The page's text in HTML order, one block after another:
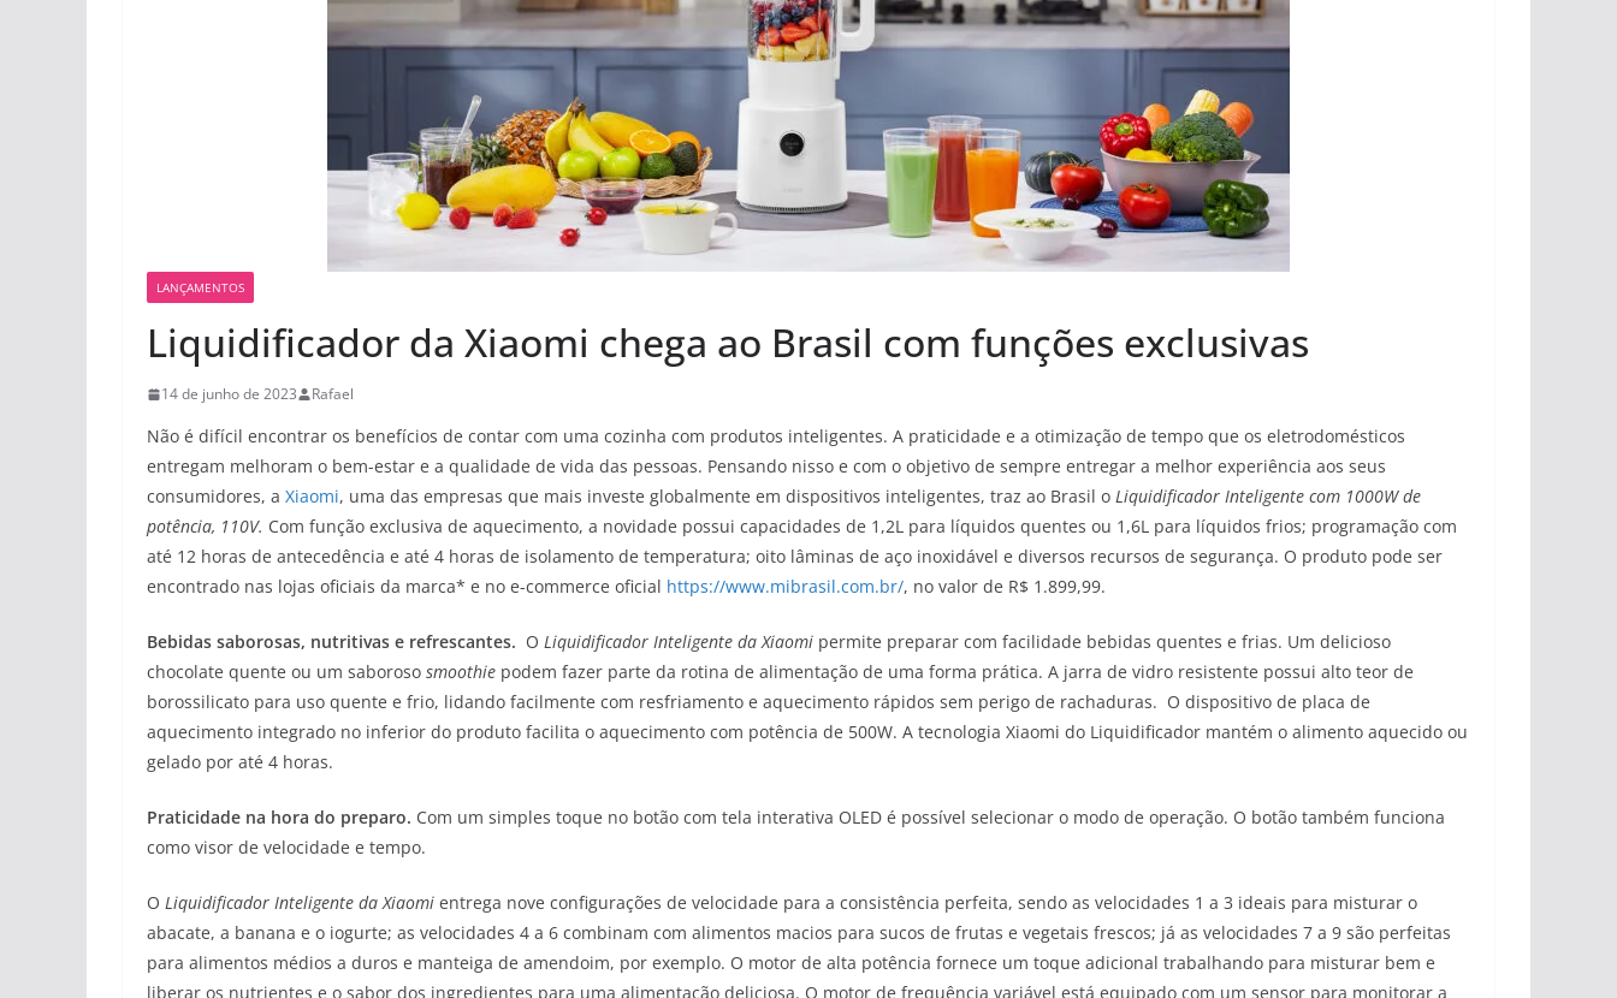
LANÇAMENTOS
Liquidificador da Xiaomi chega ao Brasil com funções exclusivas
14 de junho de 2023 Rafael
Não é difícil encontrar os benefícios de contar com uma cozinha com produtos inteligentes. A praticidade e a otimização de tempo que os eletrodomésticos
entregam melhoram o bem-estar e a qualidade de vida das pessoas. Pensando nisso e com o objetivo de sempre entregar a melhor experiência aos seus
consumidores, a Xiaomi, uma das empresas que mais investe globalmente em dispositivos inteligentes, traz ao Brasil o Liquidificador Inteligente com 1000W de
potência, 110V. Com função exclusiva de aquecimento, a novidade possui capacidades de 1,2L para líquidos quentes ou 1,6L para líquidos frios; programação com
até 12 horas de antecedência e até 4 horas de isolamento de temperatura; oito lâminas de aço inoxidável e diversos recursos de segurança. O produto pode ser
encontrado nas lojas oficiais da marca* e no e-commerce oficial https://www.mibrasil.com.br/, no valor de R$ 1.899,99.
Bebidas saborosas, nutritivas e refrescantes. O Liquidificador Inteligente da Xiaomi permite preparar com facilidade bebidas quentes e frias. Um delicioso
chocolate quente ou um saboroso smoothie podem fazer parte da rotina de alimentação de uma forma prática. A jarra de vidro resistente possui alto teor de
borossilicato para uso quente e frio, lidando facilmente com resfriamento e aquecimento rápidos sem perigo de rachaduras. O dispositivo de placa de
aquecimento integrado no inferior do produto facilita o aquecimento com potência de 500W. A tecnologia Xiaomi do Liquidificador mantém o alimento aquecido ou
gelado por até 4 horas.
Praticidade na hora do preparo. Com um simples toque no botão com tela interativa OLED é possível selecionar o modo de operação. O botão também funciona
como visor de velocidade e tempo.
O Liquidificador Inteligente da Xiaomi entrega nove configurações de velocidade para a consistência perfeita, sendo as velocidades 1 a 3 ideais para misturar o
abacate, a banana e o iogurte; as velocidades 4 a 6 combinam com alimentos macios para sucos de frutas e vegetais frescos; já as velocidades 7 a 9 são perfeitas
para alimentos médios a duros e manteiga de amendoim, por exemplo. O motor de alta potência fornece um toque adicional trabalhando para misturar bem e
liberar os nutrientes e o sabor dos ingredientes para uma alimentação deliciosa. O motor de frequência variável está equipado com um sensor para monitorar a